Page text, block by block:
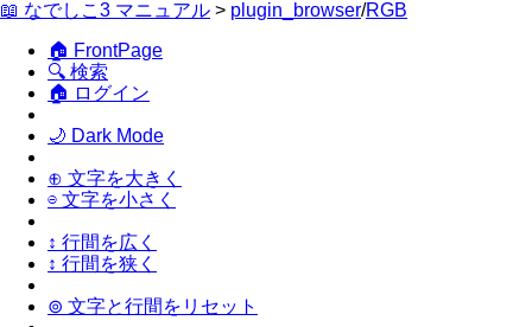
📖 なでしこ3 マニュアル > plugin_browser/RGB
🏠 FrontPage
🔍 検索
🏠 ログイン
🌙 Dark Mode
⊕ 文字を大きく
⊖ 文字を小さく
↕ 行間を広く
↕ 行間を狭く
⊚ 文字と行間をリセット